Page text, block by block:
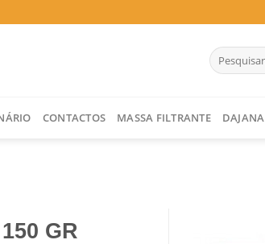
Pesquisar
por:
CONTACTOS MASSA FILTRANTE DAJANA
GR